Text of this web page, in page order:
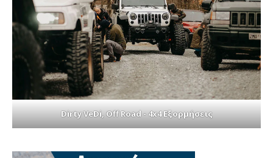
Dirty VeDi, Off Road - 4x4 Εξορμήσεις